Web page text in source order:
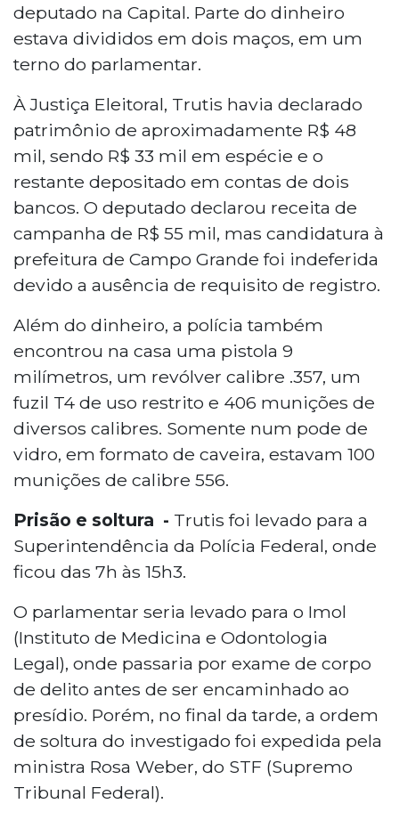
deputado na Capital. Parte do dinheiro
estava divididos em dois maços, em um
terno do parlamentar.
À Justiça Eleitoral, Trutis havia declarado
patrimônio de aproximadamente R$ 48
mil, sendo R$ 33 mil em espécie e o
restante depositado em contas de dois
bancos. O deputado declarou receita de
campanha de R$ 55 mil, mas candidatura à
prefeitura de Campo Grande foi indeferida
devido a ausência de requisito de registro.
Além do dinheiro, a polícia também
encontrou na casa uma pistola 9
milímetros, um revólver calibre .357, um
fuzil T4 de uso restrito e 406 munições de
diversos calibres. Somente num pode de
vidro, em formato de caveira, estavam 100
munições de calibre 556.
Prisão e soltura - Trutis foi levado para a
Superintendência da Polícia Federal, onde
ficou das 7h às 15h3.
O parlamentar seria levado para o Imol
(Instituto de Medicina e Odontologia
Legal), onde passaria por exame de corpo
de delito antes de ser encaminhado ao
presídio. Porém, no final da tarde, a ordem
de soltura do investigado foi expedida pela
ministra Rosa Weber, do STF (Supremo
Tribunal Federal).